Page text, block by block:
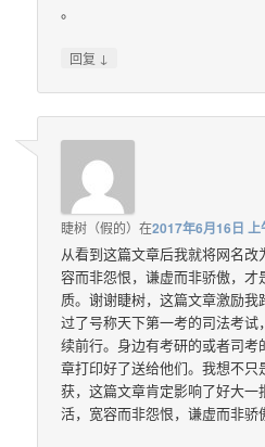
。
回复 ↓
睫树（假的）在2017年6月16日
从看到这篇文章后我就将网名
容而非怨恨，谦虚而非骄傲，才
质。谢谢睫树，这篇文章激励
过了号称天下第一考的司法考
续前行。身边有考研的或者司
章打印好了送给他们。我想不
获，这篇文章肯定影响了好大一
活，宽容而非怨恨，谦虚而非骄